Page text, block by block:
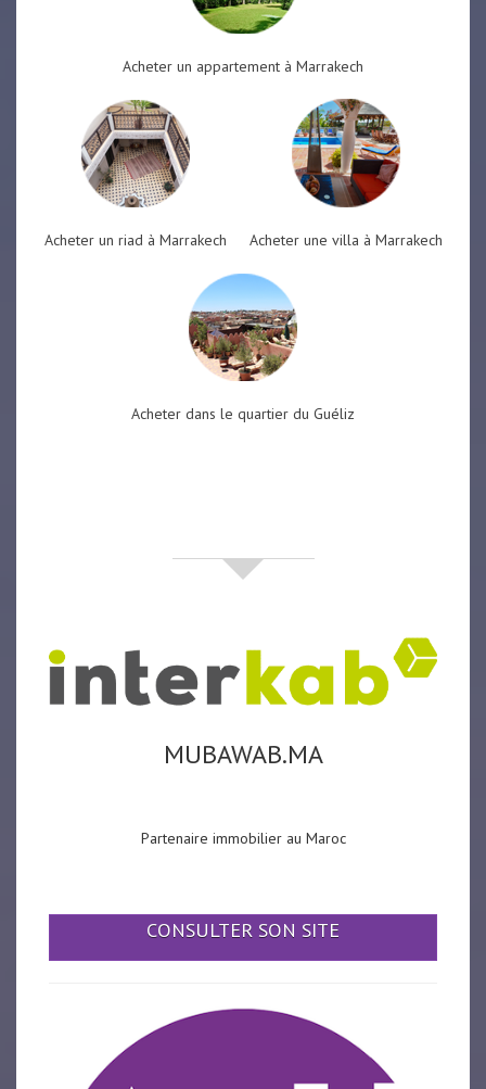
Acheter un appartement à Marrakech
Acheter un riad à Marrakech Acheter une villa à Marrakech
Acheter dans le quartier du Guéliz
MUBAWAB.MA
Partenaire immobilier au Maroc
CONSULTER SON SITE